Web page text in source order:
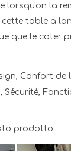
lorsqu'on la
cette table a
que le coter
Confort de
prodotto.